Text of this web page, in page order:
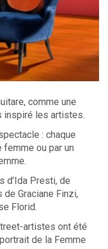
comme une
inspiré les artistes.
: chaque
ou par un
Presti, de
Graciane Finzi,
Florid.
artistes ont été
de la Femme